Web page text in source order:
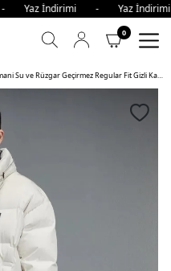
İndirimi - Yaz
0
Emporio Armani Su ve Rüzgar Geçirmez Regular Fit Gizli Kapüşonlu Erkek Mont